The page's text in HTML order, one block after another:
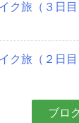
ク旅（３日目
ク旅（２日目
ブロ